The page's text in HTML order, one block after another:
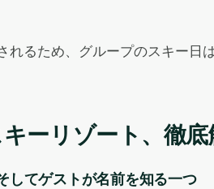
れるため、グループのスキー
ーリゾート、徹底
してゲストが名前を知る一つ